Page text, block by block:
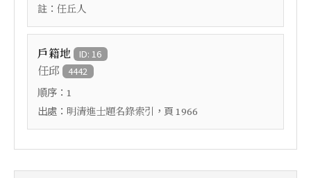
註： 任丘人
戶籍地 ID: 16
任邱 4442
順序： 1
出處： 明清進士題名錄索引 ，頁 1966